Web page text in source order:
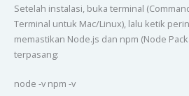
Setelah instalasi, buka terminal
Terminal untuk Mac/Linux), lalu ketik
memastikan Node.js dan npm (Node
terpasang:
node -v npm -v